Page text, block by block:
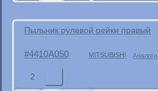
Пыльник рулевой рейки правый
4410A050 MITSUBISHI Аналоги
2